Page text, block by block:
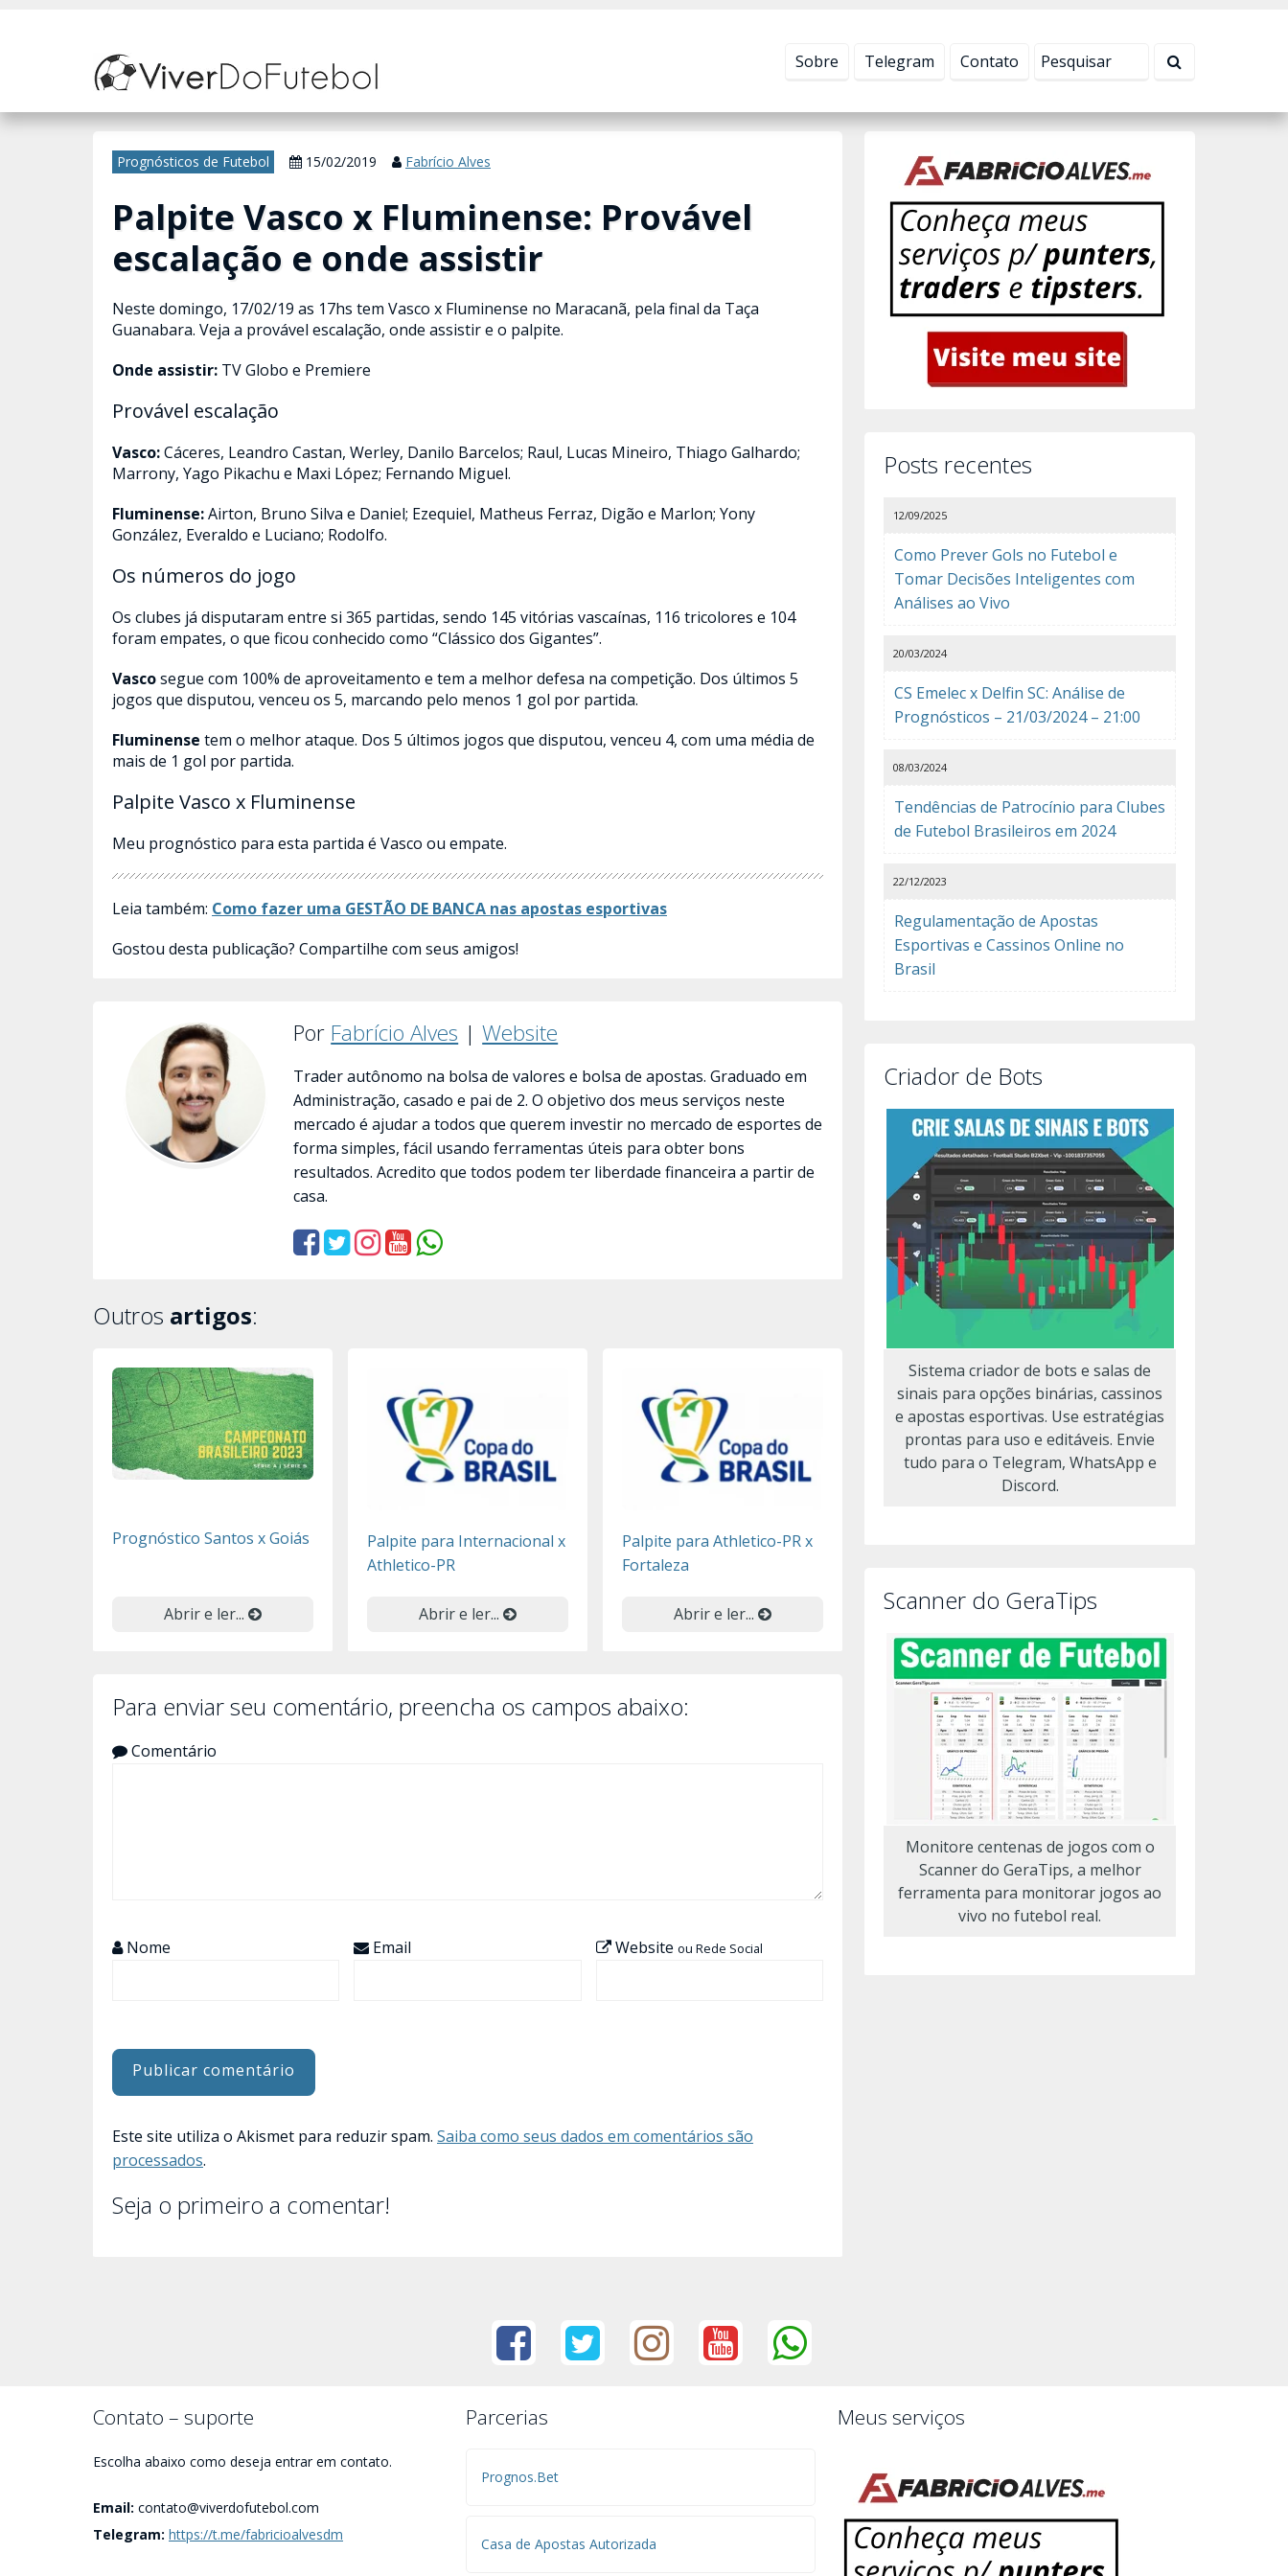
Sobre Telegram Contato
Prognósticos de Futebol 15/02/2019 Fabrício Alves
Palpite Vasco x Fluminense: Provável
escalação e onde assistir
Neste domingo, 17/02/19 as 17hs tem Vasco x Fluminense no Maracanã, pela final da Taça
Guanabara. Veja a provável escalação, onde assistir e o palpite.
Onde assistir: TV Globo e Premiere
Provável escalação
Vasco:Cáceres, Leandro Castan, Werley, Danilo Barcelos; Raul, Lucas Mineiro, Thiago Galhardo;
Marrony, Yago Pikachu e Maxi López; Fernando Miguel.
Fluminense:Airton, Bruno Silva e Daniel; Ezequiel, Matheus Ferraz, Digão e Marlon; Yony
González, Everaldo e Luciano; Rodolfo.
Os números do jogo
Os clubes já disputaram entre si 365 partidas, sendo 145 vitórias vascaínas, 116 tricolores e 104
foram empates, o que ficou conhecido como “Clássico dos Gigantes”.
Vascosegue com 100% de aproveitamento e tem a melhor defesa na competição. Dos últimos 5
jogos que disputou, venceu os 5, marcando pelo menos 1 gol por partida.
Fluminense tem o melhor ataque. Dos 5 últimos jogos que disputou, venceu 4, com uma média de
mais de 1 gol por partida.
Palpite Vasco x Fluminense
Meu prognóstico para esta partida é Vasco ou empate.
Leia também: Como fazer uma GESTÃO DE BANCA nas apostas esportivas
Gostou desta publicação? Compartilhe com seus amigos!
Por Fabrício Alves |Website
Trader autônomo na bolsa de valores e bolsa de apostas. Graduado em
Administração, casado e pai de 2. O objetivo dos meus serviços neste
mercado é ajudar a todos que querem investir no mercado de esportes de
forma simples, fácil usando ferramentas úteis para obter bons
resultados. Acredito que todos podem ter liberdade financeira a partir de
casa.
Outros artigos:
Prognóstico Santos x Goiás
Abrir e ler...
Palpite para Internacional x
Athletico-PR
Abrir e ler...
Palpite para Athletico-PR x
Fortaleza
Abrir e ler...
Para enviar seu comentário, preencha os campos abaixo:
Comentário
Nome Email Website ou Rede Social
Este site utiliza o Akismet para reduzir spam. Saiba como seus dados em comentários são
processados.
Seja o primeiro a comentar!
Posts recentes
Como Prever Gols no Futebol e
Tomar Decisões Inteligentes com
Análises ao Vivo
12/09/2025
CS Emelec x Delfin SC: Análise de
Prognósticos – 21/03/2024 – 21:00
20/03/2024
Tendências de Patrocínio para Clubes
de Futebol Brasileiros em 2024
08/03/2024
Regulamentação de Apostas
Esportivas e Cassinos Online no
Brasil
22/12/2023
Criador de Bots
Sistema criador de bots e salas de
sinais para opções binárias, cassinos
e apostas esportivas. Use estratégias
prontas para uso e editáveis. Envie
tudo para o Telegram, WhatsApp e
Discord.
Scanner do GeraTips
Monitore centenas de jogos com o
Scanner do GeraTips, a melhor
ferramenta para monitorar jogos ao
vivo no futebol real.
Contato – suporte
Escolha abaixo como deseja entrar em contato.
Email: contato@viverdofutebol.com
Telegram: https://t.me/fabricioalvesdm
Parcerias
Prognos.Bet
Casa de Apostas Autorizada
Meus serviços